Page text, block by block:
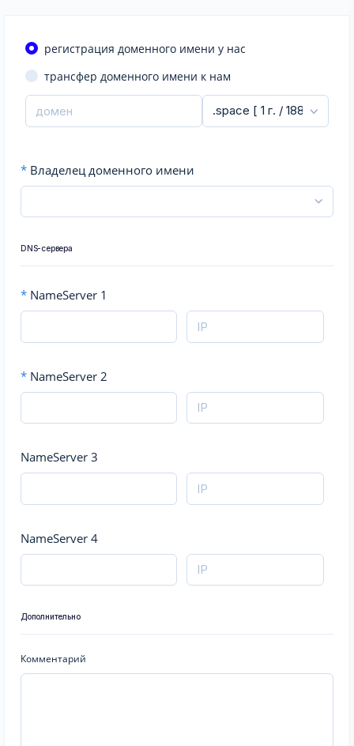
регистрация доменного имени у нас
трансфер доменного имени к нам
* Владелец доменного имени
DNS-сервера
* NameServer 1
* NameServer 2
NameServer 3
NameServer 4
Дополнительно
Комментарий